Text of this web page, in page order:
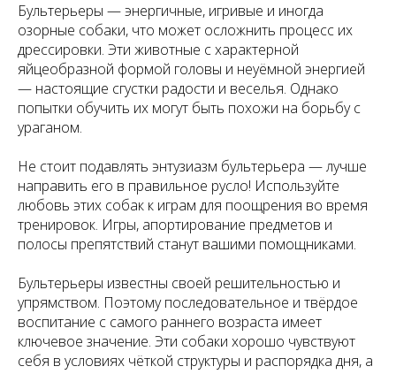
Бультерьеры — энергичные, игривые и иногда
озорные собаки, что может осложнить процесс их
дрессировки. Эти животные с характерной
яйцеобразной формой головы и неуёмной энергией
— настоящие сгустки радости и веселья. Однако
попытки обучить их могут быть похожи на борьбу с
ураганом.
Не стоит подавлять энтузиазм бультерьера — лучше
направить его в правильное русло! Используйте
любовь этих собак к играм для поощрения во время
тренировок. Игры, апортирование предметов и
полосы препятствий станут вашими помощниками.
Бультерьеры известны своей решительностью и
упрямством. Поэтому последовательное и твёрдое
воспитание с самого раннего возраста имеет
ключевое значение. Эти собаки хорошо чувствуют
себя в условиях чёткой структуры и распорядка дня, а